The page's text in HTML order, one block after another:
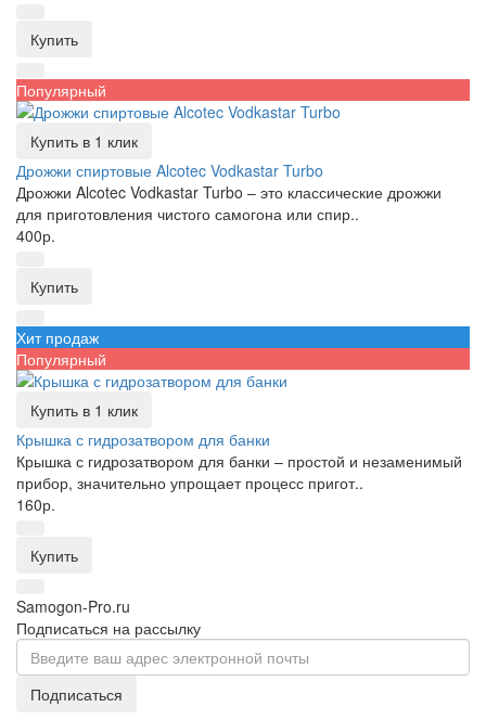
Купить
Популярный
Купить в 1 клик
Дрожжи спиртовые Alcotec Vodkastar Turbo
Дрожжи Alcotec Vodkastar Turbo – это классические дрожжи
для приготовления чистого самогона или спир..
400р.
Купить
Хит продаж
Популярный
Купить в 1 клик
Крышка с гидрозатвором для банки
Крышка с гидрозатвором для банки – простой и незаменимый
прибор, значительно упрощает процесс пригот..
160р.
Купить
Samogon-Pro.ru
Подписаться на рассылку
Подписаться